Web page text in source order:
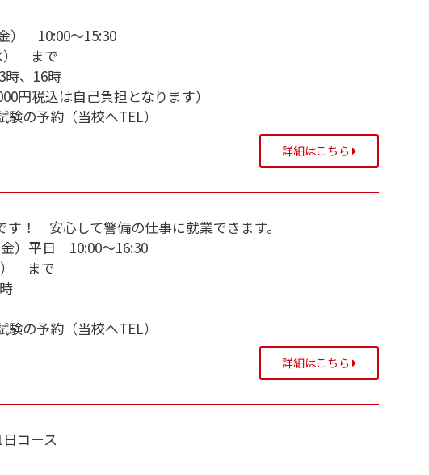
） 10:00～15:30
） まで
、16時
込は自己負担となります）
の予約（当校へTEL）
詳細はこちら
！ 安心して警備の仕事に就業できます。
金）平日 10:00～16:30
） まで
の予約（当校へTEL）
詳細はこちら
コース